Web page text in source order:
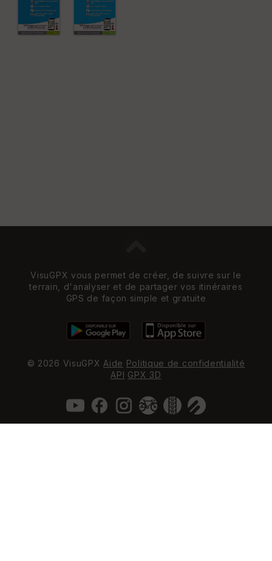
VisuGPX vous permet de créer, de suivre sur le
terrain, d'analyser et de partager vos itinéraires
GPS de façon simple et gratuite
© 2026 VisuGPX Aide Politique de confidentialité
API GPX 3D